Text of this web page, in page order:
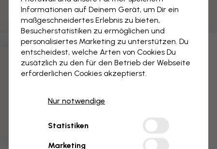
Informationen auf Deinem Gerät, um Dir ein
maßgeschneidertes Erlebnis zu bieten,
Besucherstatistiken zu ermöglichen und
personalisiertes Marketing zu unterstützen. Du
entscheidest, welche Arten von Cookies Du
zusätzlich zu den für den Betrieb der Webseite
erforderlichen Cookies akzeptierst.
Nur notwendige
Statistiken
Marketing